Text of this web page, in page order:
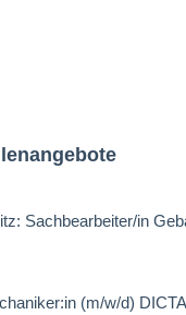
Sachbearbeiter/in
(m/w/d)